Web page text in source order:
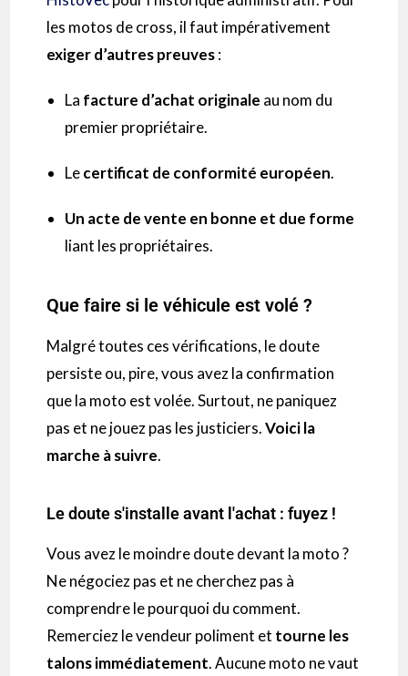
les motos de cross, il faut impérativement
exiger d’autres preuves:
La facture d’achat originale au nom du
premier propriétaire.
Lecertificat de conformité européen.
Un acte de vente en bonne et due forme
liant les propriétaires.
Que faire si le véhicule est volé ?
Malgré toutes ces vérifications, le doute
persiste ou, pire, vous avez la confirmation
que la moto est volée. Surtout, ne paniquez
pas et ne jouez pas les justiciers.Voici la
marche à suivre.
Le doute s'installe avant l'achat : fuyez !
Vous avez le moindre doute devant la moto ?
Ne négociez pas et ne cherchez pas à
comprendre le pourquoi du comment.
Remerciez le vendeur poliment et tourne les
talons immédiatement. Aucune moto ne vaut